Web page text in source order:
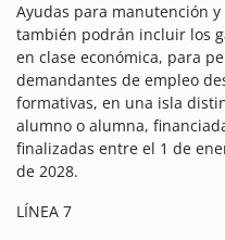
Ayudas para manutención
también podrán incluir los
en clase económica, para
demandantes de empleo
formativas, en una isla
alumno o alumna,
finalizadas entre el 1 de
de 2028.
LÍNEA 7